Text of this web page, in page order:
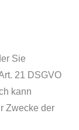
Sie
21 DSGVO
kann
Zwecke der